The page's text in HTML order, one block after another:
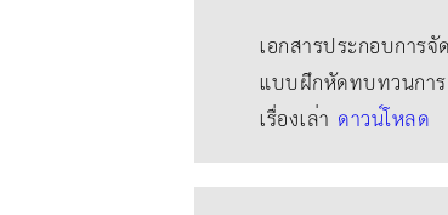
เอกสารประกอบการจั
แบบฝึกหัดทบทวนกา
เรื่องเล่า ดาวน์โหลด